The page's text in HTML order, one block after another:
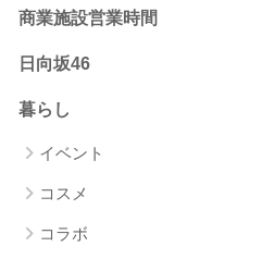
商業施設営業時間
日向坂46
暮らし
イベント
コスメ
コラボ